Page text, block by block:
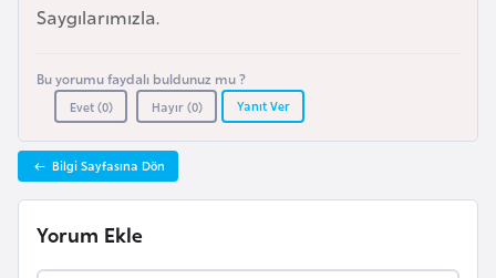
Saygılarımızla.
Bu yorumu faydalı buldunuz mu ?
Evet (0) Hayır (0) Yanıt Ver
Bilgi Sayfasına Dön
Yorum Ekle
H
e
r
e
k
B
u